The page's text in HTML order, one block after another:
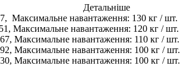
навантаження: 130 кг / шт.
навантаження: 120 кг / шт.
навантаження: 110 кг / шт.
навантаження: 100 кг / шт.
навантаження: 100 кг / шт.